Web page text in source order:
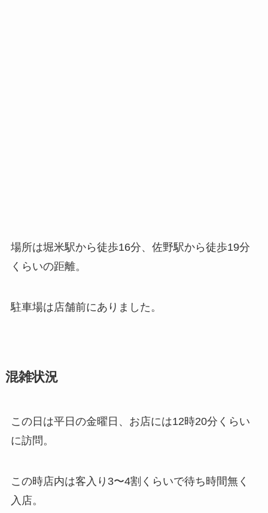
場所は堀米駅から徒歩16分、佐野駅から徒歩19分
くらいの距離。
駐車場は店舗前にありました。
混雑状況
この日は平日の金曜日、お店には12時20分くらい
に訪問。
この時店内は客入り3〜4割くらいで待ち時間無く
入店。